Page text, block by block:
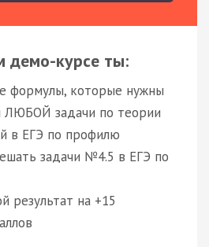
демо-курсе ты:
формулы, которые нужны
ЛЮБОЙ задачи по теории
в ЕГЭ по профилю
задачи №4.5 в ЕГЭ по
результат на +15